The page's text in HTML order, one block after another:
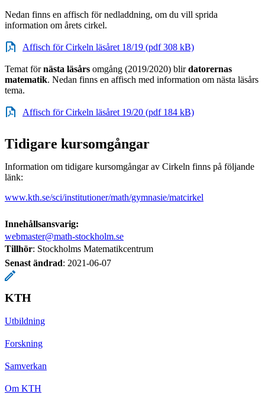
Nedan finns en affisch för nedladdning, om du vill sprida
information om årets cirkel.
Affisch för Cirkeln läsåret 18/19 (pdf 308 kB)
Temat förnästa läsårs omgång (2019/2020) blirdatorernas
matematik. Nedan finns en affisch med information om nästa läsårs
tema.
Affisch för Cirkeln läsåret 19/20 (pdf 184 kB)
Tidigare kursomgångar
Information om tidigare kursomgångar av Cirkeln finns på följande
länk:
www.kth.se/sci/institutioner/math/gymnasie/matcirkel
Innehållsansvarig:
webmaster@math-stockholm.se
Tillhör: Stockholms Matematikcentrum
Senast ändrad: 2021-06-07
KTH
Utbildning
Forskning
Samverkan
Om KTH